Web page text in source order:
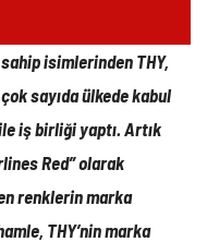
isimlerinden THY,
sayıda ülkede kabul
iş birliği yaptı. Artık
Red” olarak
renklerin marka
THY’nin marka